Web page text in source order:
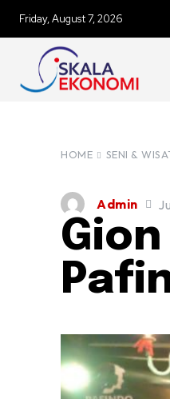
Friday, August 7, 2026
HOME SENI &
Admin